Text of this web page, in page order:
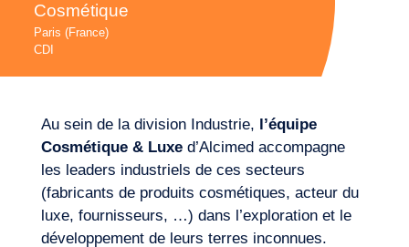
Secteurs
Cosmétique
Paris (France)
CDI
Au sein de la division Industrie, l’équipe
Cosmétique & Luxed’Alcimed accompagne
les leaders industriels de ces secteurs
(fabricants de produits cosmétiques, acteur du
luxe, fournisseurs, …) dans l’exploration et le
développement de leurs terres inconnues.